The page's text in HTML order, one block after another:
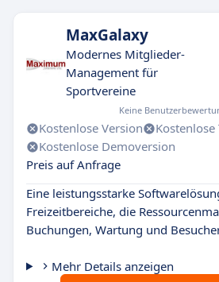
MaxGalaxy
Modernes Mitglieder-
Management für
Sportvereine
Keine
Kostenlose Version
Kostenlose
Kostenlose Demoversion
Preis auf Anfrage
Eine leistungsstarke
Freizeitbereiche, die
Buchungen, Wartung und
Mehr Details anzeigen